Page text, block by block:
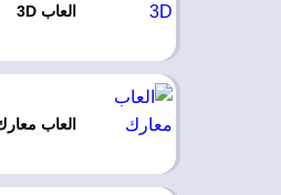
العاب 3D
العاب